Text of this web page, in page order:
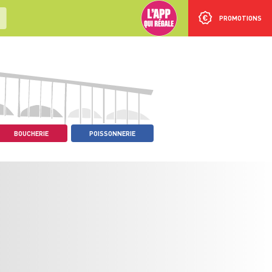
PROMOTIONS
BOUCHERIE POISSONNERIE